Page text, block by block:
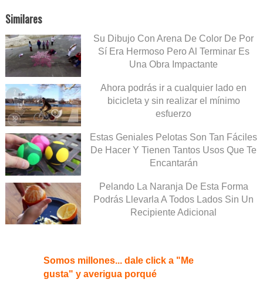
Similares
Su Dibujo Con Arena De Color De Por
Sí Era Hermoso Pero Al Terminar Es
Una Obra Impactante
Ahora podrás ir a cualquier lado en
bicicleta y sin realizar el mínimo
esfuerzo
Estas Geniales Pelotas Son Tan Fáciles
De Hacer Y Tienen Tantos Usos Que Te
Encantarán
Pelando La Naranja De Esta Forma
Podrás Llevarla A Todos Lados Sin Un
Recipiente Adicional
Somos millones... dale click a "Me
gusta" y averigua porqué